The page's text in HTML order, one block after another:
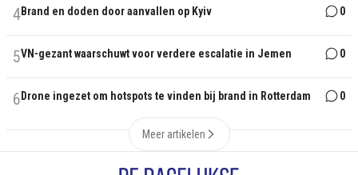
4Brand en doden door aanvallen op Kyiv 0
5VN-gezant waarschuwt voor verdere escalatie in Jemen 0
6 Drone ingezet om hotspots te vinden bij brand in Rotterdam 0
Meer artikelen